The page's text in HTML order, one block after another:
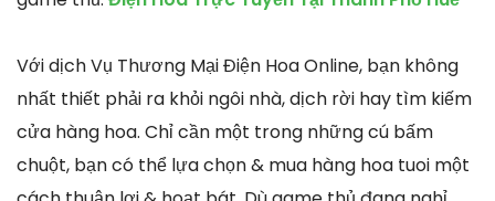
Với dịch Vụ Thương Mại Điện Hoa Online, bạn không
nhất thiết phải ra khỏi ngôi nhà, dịch rời hay tìm kiếm
cửa hàng hoa. Chỉ cần một trong những cú bấm
chuột, bạn có thể lựa chọn & mua hàng hoa tuoi một